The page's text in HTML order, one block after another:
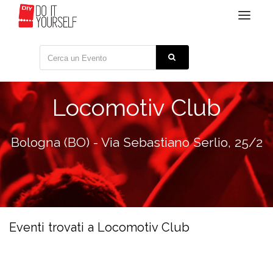
Toggle
Locomotiv Club
Bologna (BO) - Via Sebastiano Serlio, 25/2
Eventi trovati a Locomotiv Club